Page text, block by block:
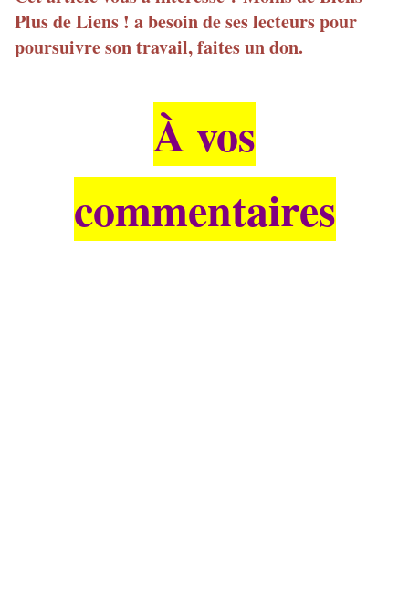
Plus de Liens ! a besoin de ses lecteurs pour
poursuivre son travail, faites un don.
À vos
commentaires